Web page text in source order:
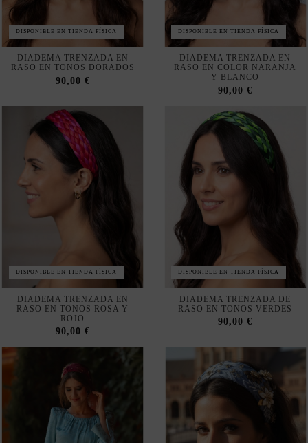
RASO EN TONOS DORADOS
90,00 €
DIADEMA TRENZADA EN
RASO EN COLOR NARANJA
Y BLANCO
DIADEMA TRENZADA EN
ROJO
DISPONIBLE EN TIENDA FÍSICA
DIADEMA TRENZADA DE
RASO EN TONOS VERDES
90,00 €